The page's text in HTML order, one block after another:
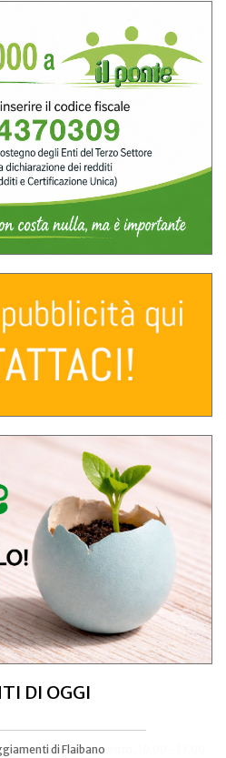
DI OGGI
di Flaibano